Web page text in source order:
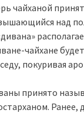
чайханой
над
чайхане
покуривая
принято